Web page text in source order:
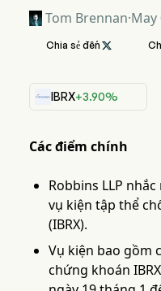
Tom Brennan·May
Chia sẻ đến 
IBRX+3.90%
Các điểm chính
Robbins LLP
vụ kiện tập thể
(IBRX).
Vụ kiện bao gồm
chứng khoán